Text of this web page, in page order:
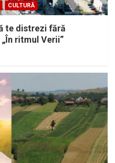
CULTURĂ
te distrezi fără
ritmul Verii”